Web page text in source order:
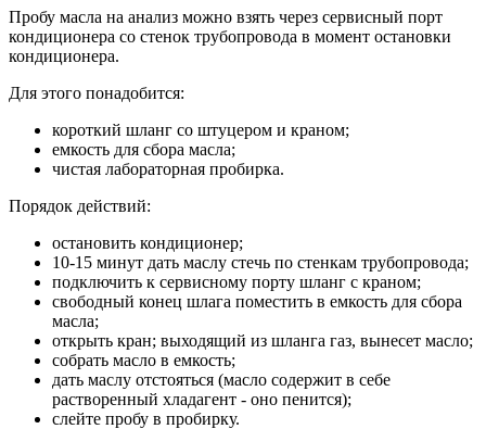
Пробу масла на анализ можно взять через сервисный порт
кондиционера со стенок трубопровода в момент остановки
кондиционера.
Для этого понадобится:
короткий шланг со штуцером и краном;
емкость для сбора масла;
чистая лабораторная пробирка.
Порядок действий:
остановить кондиционер;
10-15 минут дать маслу стечь по стенкам трубопровода;
подключить к сервисному порту шланг с краном;
свободный конец шлага поместить в емкость для сбора
масла;
открыть кран; выходящий из шланга газ, вынесет масло;
собрать масло в емкость;
дать маслу отстояться (масло содержит в себе
растворенный хладагент - оно пенится);
слейте пробу в пробирку.